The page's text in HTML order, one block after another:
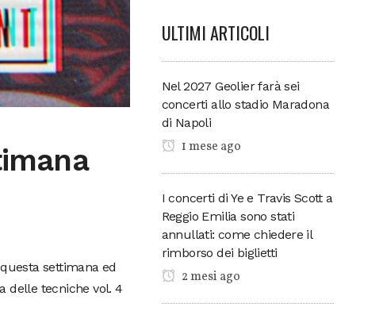
settimana ed
delle tecniche vol. 4
ULTIMI ARTICOLI
Nel 2027 Geolier farà sei
concerti allo stadio Maradona
di Napoli
1 mese ago
I concerti di Ye e Travis Scott a
Reggio Emilia sono stati
annullati: come chiedere il
rimborso dei biglietti
2 mesi ago